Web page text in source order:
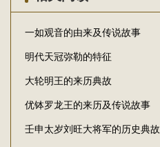
一如观音的由来及传说故事
‌明代天冠弥勒的特征
大轮明王的来历典故
优钵罗龙王的来历及传说故事
壬申太岁刘旺大将军的历史典故